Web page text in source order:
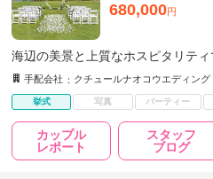
680,000円
海辺の美景と上質なホスピタリティ
手配会社 クチュールナオコウエディング
挙式 写真 パーティー
カップル
レポート
スタッフ
ブログ